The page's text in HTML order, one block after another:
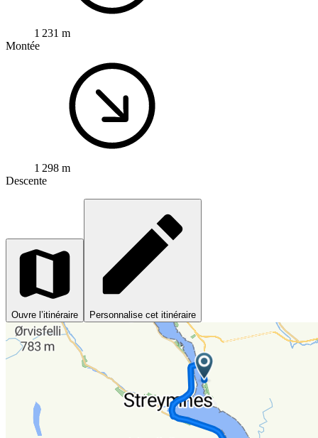
1 231 m
Montée
1 298 m
Descente
Ouvre l’itinéraire Personnalise cet itinéraire